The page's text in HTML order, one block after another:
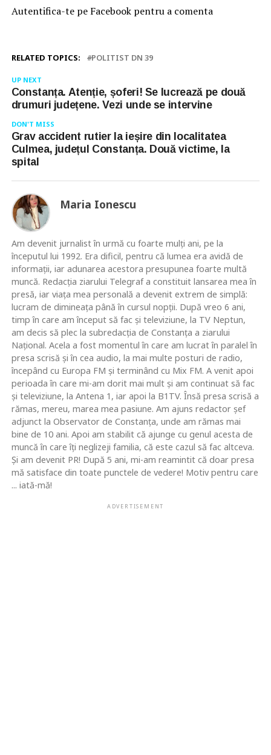
Autentifica-te pe Facebook pentru a comenta
RELATED TOPICS: POLITIST DN 39
UP NEXT
Constanța. Atenție, șoferi! Se lucrează pe două
drumuri județene. Vezi unde se intervine
DON'T MISS
Grav accident rutier la ieșire din localitatea
Culmea, județul Constanța. Două victime, la
spital
Maria Ionescu
Am devenit jurnalist în urmă cu foarte mulţi ani, pe la
începutul lui 1992. Era dificil, pentru că lumea era avidă de
informaţii, iar adunarea acestora presupunea foarte multă
muncă. Redacţia ziarului Telegraf a constituit lansarea mea în
presă, iar viaţa mea personală a devenit extrem de simplă:
lucram de dimineaţa până în cursul nopţii. După vreo 6 ani,
timp în care am început să fac şi televiziune, la TV Neptun,
am decis să plec la subredacţia de Constanţa a ziarului
Naţional. Acela a fost momentul în care am lucrat în paralel în
presa scrisă şi în cea audio, la mai multe posturi de radio,
începând cu Europa FM şi terminând cu Mix FM. A venit apoi
perioada în care mi-am dorit mai mult şi am continuat să fac
şi televiziune, la Antena 1, iar apoi la B1TV. Însă presa scrisă a
rămas, mereu, marea mea pasiune. Am ajuns redactor şef
adjunct la Observator de Constanţa, unde am rămas mai
bine de 10 ani. Apoi am stabilit că ajunge cu genul acesta de
muncă în care îţi neglizeji familia, că este cazul să fac altceva.
Şi am devenit PR! După 5 ani, mi-am reamintit că doar presa
mă satisface din toate punctele de vedere! Motiv pentru care
... iată-mă!
ADVERTISEMENT